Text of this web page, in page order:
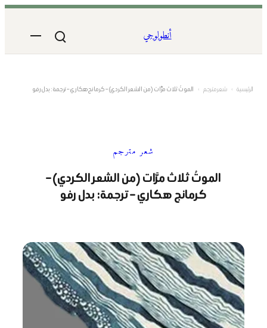
المحتوى
أنطولوجي
الرئيسية › شعر مترجم › الموتُ ثلاث مرَّات (من الشعر الكردي) – كرمانج هكاري – ترجمة: بدل رفو
شعر مترجم
الموتُ ثلاث مرَّات (من الشعر الكردي) –
كرمانج هكاري – ترجمة: بدل رفو